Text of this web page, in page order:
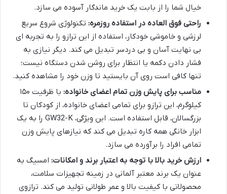
خیال شما را از بابت یک خرید ماندگار آسوده می سازد.
راحتی فوق العاده در استفاده روزمره: تکنولوژی شروع سریع
لرزشی و خاموشی خودکار، استفاده از این ترازو را به تجربه ای
بی نهایت آسان و بی دردسر تبدیل می کند. دیگر نیازی به
فشار دادن دکمه یا انتظار برای روشن شدن دستگاه نیست؛
تنها کافی است روی آن بایستید تا وزن خود را مشاهده کنید.
مناسب برای پایش وزن تمام اعضای خانواده:
با ظرفیت ۱۵۰
کیلوگرم، این ترازو برای تمامی اعضای خانواده، از کودکان تا
بزرگسالان، قابل استفاده است. این ویژگی، GW32-K را به یک
ابزار خانگی همه کاره تبدیل می کند که نیازهای پایش وزن
تمامی افراد را برآورده می سازد.
ارزش خرید بالا با توجه به اعتبار برند و امکانات: امسیگ به
عنوان یک برند معتبر آلمانی در زمینه تجهیزات سلامت،
محصولاتی با کیفیت بالا و عمر طولانی تولید می کند. ترازوی